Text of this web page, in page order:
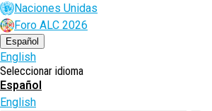
Pasar
al
contenido
principal
Naciones Unidas
Foro ALC 2026
Español
English
Seleccionar idioma
Español
English